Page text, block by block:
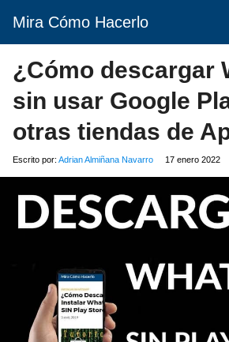
Mira Cómo Hacerlo
¿Cómo descargar
sin usar Google
otras tiendas de
Escrito por: Adrian Almiñana Navarro 17 enero 2022